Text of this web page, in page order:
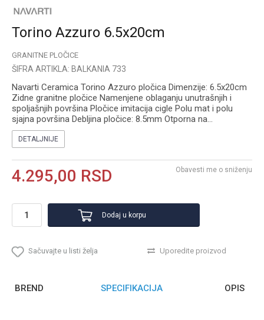
Torino Azzuro 6.5x20cm
GRANITNE PLOČICE
ŠIFRA ARTIKLA: BALKANIA 733
Navarti Ceramica Torino Azzuro pločica Dimenzije: 6.5x20cm
Zidne granitne pločice Namenjene oblaganju unutrašnjih i
spoljašnjih površina Pločice imitacija cigle Polu mat i polu
sjajna površina Debljina pločice: 8.5mm Otporna na...
DETALJNIJE
4.295,00 RSD Obavesti me o sniženju
Dodaj u korpu
Sačuvajte u listi želja Uporedite proizvod
BREND SPECIFIKACIJA OPIS